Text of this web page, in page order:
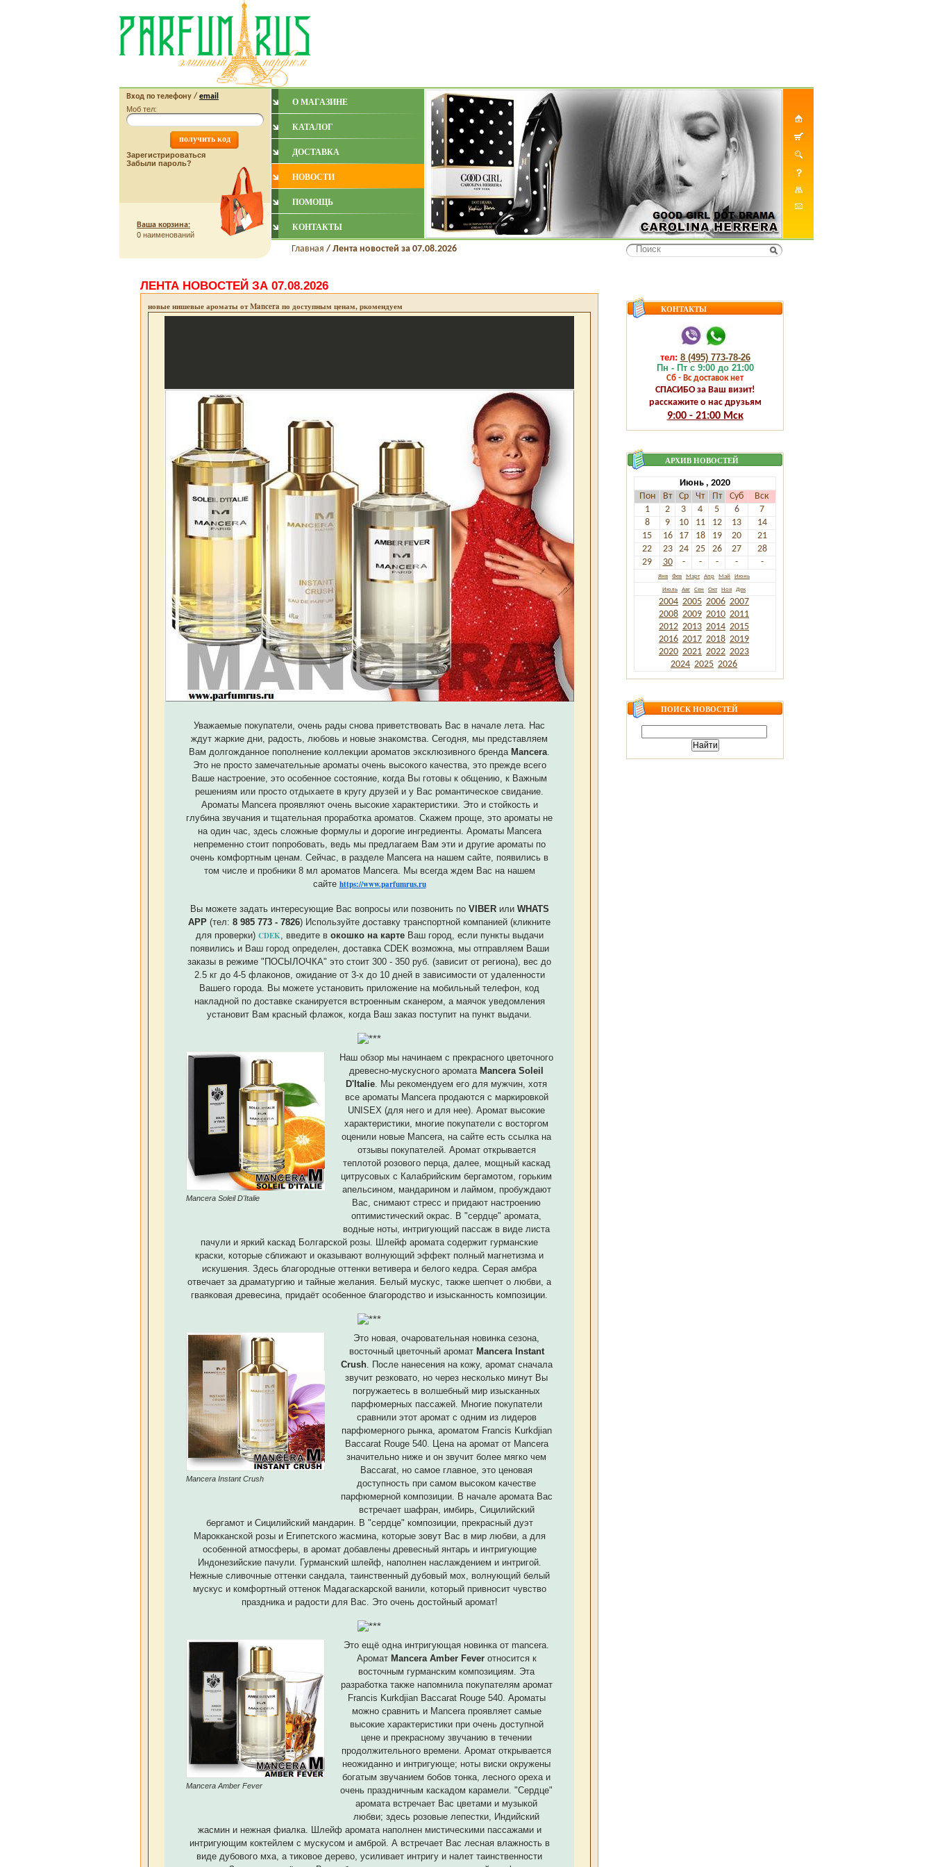
Вход по телефону / email
Моб тел:
Зарегистрироваться
Забыли пароль?
Ваша корзина:
0 наименований
О МАГАЗИНЕ
КАТАЛОГ
ДОСТАВКА
НОВОСТИ
ПОМОЩЬ
КОНТАКТЫ
Главная / Лента новостей за 07.08.2026
ЛЕНТА НОВОСТЕЙ ЗА 07.08.2026
новые нишевые ароматы от Mancera по доступным ценам, ркомендуем
Уважаемые покупатели, очень рады снова приветствовать Вас в начале лета. Нас
ждут жаркие дни, радость, любовь и новые знакомства. Сегодня, мы представляем
Вам долгожданное пополнение коллекции ароматов эксклюзивного бренда Mancera.
Это не просто замечательные ароматы очень высокого качества, это прежде всего
Ваше настроение, это особенное состояние, когда Вы готовы к общению, к Важным
решениям или просто отдыхаете в кругу друзей и у Вас романтическое свидание.
Ароматы Mancera проявляют очень высокие характеристики. Это и стойкость и
глубина звучания и тщательная проработка ароматов. Скажем проще, это ароматы не
на один час, здесь сложные формулы и дорогие ингредиенты. Ароматы Mancera
непременно стоит попробовать, ведь мы предлагаем Вам эти и другие ароматы по
очень комфортным ценам. Сейчас, в разделе Mancera на нашем сайте, появились в
том числе и пробники 8 мл ароматов Mancera. Мы всегда ждем Вас на нашем
сайте https://www.parfumrus.ru
Вы можете задать интересующие Вас вопросы или позвонить по VIBER или WHATS
APP (тел: 8 985 773 - 7826) Используйте доставку транспортной компанией (кликните
для проверки) CDEK , введите в окошко на карте Ваш город, если пункты выдачи
появились и Ваш город определен, доставка CDEK возможна, мы отправляем Ваши
заказы в режиме "ПОСЫЛОЧКА" это стоит 300 - 350 руб. (зависит от региона), вес до
2.5 кг до 4-5 флаконов, ожидание от 3-х до 10 дней в зависимости от удаленности
Вашего города. Вы можете установить приложение на мобильный телефон, код
накладной по доставке сканируется встроенным сканером, а маячок уведомления
установит Вам красный флажок, когда Ваш заказ поступит на пункт выдачи.
Mancera Soleil D'Italie
Наш обзор мы начинаем с прекрасного цветочного
древесно-мускусного аромата Mancera Soleil
D'Italie. Мы рекомендуем его для мужчин, хотя
все ароматы Mancera продаются с маркировкой
UNISEX (для него и для нее). Аромат высокие
характеристики, многие покупатели с восторгом
оценили новые Mancera, на сайте есть ссылка на
отзывы покупателей. Аромат открывается
теплотой розового перца, далее, мощный каскад
цитрусовых с Калабрийским бергамотом, горьким
апельсином, мандарином и лаймом, пробуждают
Вас, снимают стресс и придают настроению
оптимистический окрас. В "сердце" аромата,
водные ноты, интригующий пассаж в виде листа
пачули и яркий каскад Болгарской розы. Шлейф аромата содержит гурманские
краски, которые сближают и оказывают волнующий эффект полный магнетизма и
искушения. Здесь благородные оттенки ветивера и белого кедра. Серая амбра
отвечает за драматургию и тайные желания. Белый мускус, также шепчет о любви, а
гваяковая древесина, придаёт особенное благородство и изысканность композиции.
Mancera Instant Crush
Это новая, очаровательная новинка сезона,
восточный цветочный аромат Mancera Instant
Crush. После нанесения на кожу, аромат сначала
звучит резковато, но через несколько минут Вы
погружаетесь в волшебный мир изысканных
парфюмерных пассажей. Многие покупатели
сравнили этот аромат с одним из лидеров
парфюмерного рынка, ароматом Francis Kurkdjian
Baccarat Rouge 540. Цена на аромат от Mancera
значительно ниже и он звучит более мягко чем
Baccarat, но самое главное, это ценовая
доступность при самом высоком качестве
парфюмерной композиции. В начале аромата Вас
встречает шафран, имбирь, Сицилийский
бергамот и Сицилийский мандарин. В "сердце" композиции, прекрасный дуэт
Марокканской розы и Египетского жасмина, которые зовут Вас в мир любви, а для
особенной атмосферы, в аромат добавлены древесный янтарь и интригующие
Индонезийские пачули. Гурманский шлейф, наполнен наслаждением и интригой.
Нежные сливочные оттенки сандала, таинственный дубовый мох, волнующий белый
мускус и комфортный оттенок Мадагаскарской ванили, который привносит чувство
праздника и радости для Вас. Это очень достойный аромат!
Mancera Amber Fever
Это ещё одна интригующая новинка от mancera.
Аромат Mancera Amber Fever относится к
восточным гурманским композициям. Эта
разработка также напомнила покупателям аромат
Francis Kurkdjian Baccarat Rouge 540. Ароматы
можно сравнить и Mancera проявляет самые
высокие характеристики при очень доступной
цене и прекрасному звучанию в течении
продолжительного времени. Аромат открывается
неожиданно и интригующе; ноты виски окружены
богатым звучанием бобов тонка, лесного ореха и
очень праздничным каскадом карамели. "Сердце"
аромата встречает Вас цветами и музыкой
любви; здесь розовые лепестки, Индийский
жасмин и нежная фиалка. Шлейф аромата наполнен мистическими пассажами и
интригующим коктейлем с мускусом и амброй. А встречает Вас лесная влажность в
виде дубового мха, а тиковое дерево, усиливает интригу и налет таинственности
КОНТАКТЫ
тел: 8 (495) 773-78-26
Пн - Пт с 9:00 до 21:00
Сб - Вс доставок нет
СПАСИБО за Ваш визит!
расскажите о нас друзьям
9:00 - 21:00 Мск
АРХИВ НОВОСТЕЙ
Июнь , 2020
Пон
Вт Ср Чт Пт Суб
Вск
1
2 3 4 5 6
7
8
9 10 11 12 13
14
15
16 17 18 19 20
21
22
23 24 25 26 27
28
29
30 - - - - -
Янв Фев Март Апр Май Июнь
Июль Авг Сен Окт Ноя Дек
2004 2005 2006 2007
2008 2009 2010 2011
2012 2013 2014 2015
2016 2017 2018 2019
2020 2021 2022 2023
2024 2025 2026
ПОИСК НОВОСТЕЙ